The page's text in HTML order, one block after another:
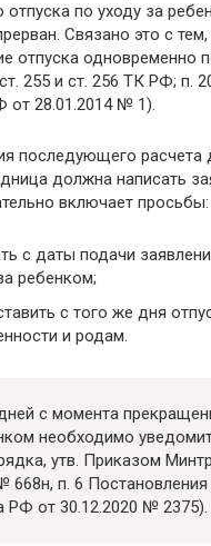
отпуска по уходу за
Связано это с тем,
отпуска одновременно
255 и ст. 256 ТК РФ; п.
от 28.01.2014 № 1).
последующего расчета
должна написать
включает просьбы:
с даты подачи
ребенком;
с того же дня
и родам.
с момента
необходимо
утв. Приказом
668н, п. 6 Постановления
РФ от 30.12.2020 № 2375).